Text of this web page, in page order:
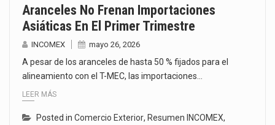
Aranceles No Frenan Importaciones
Asiáticas En El Primer Trimestre
INCOMEX mayo 26, 2026
A pesar de los aranceles de hasta 50 % fijados para el
alineamiento con el T-MEC, las importaciones…
LEER MÁS
Posted in Comercio Exterior, Resumen INCOMEX,